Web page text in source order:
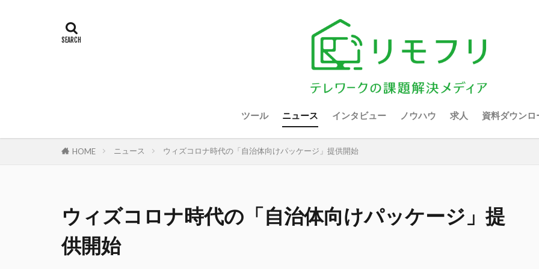
ツール ニュース インタビュー ノウハウ 求人 資料ダウンロ
HOME ニュース ウィズコロナ時代の「自治体向けパッケージ」提供開始
ウィズコロナ時代の「自治体向けパッケージ」提
供開始